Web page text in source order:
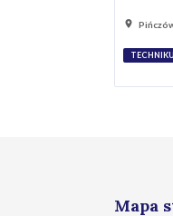
Mapa